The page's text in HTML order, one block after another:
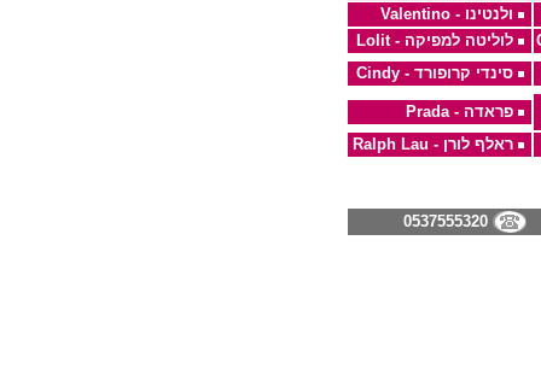
ולנטינו - Valentino
לוליטה למפיקה - Lolit
סינדי קרופורד - Cindy
פראדה - Prada
ראלף לורן - Ralph Lau
0537555320